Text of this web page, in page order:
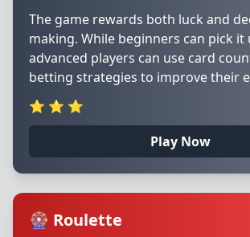
The game rewards both luck and
making. While beginners can pick it
advanced players can use card
betting strategies to improve their
⭐ ⭐ ⭐
Play Now
🎡 Roulette